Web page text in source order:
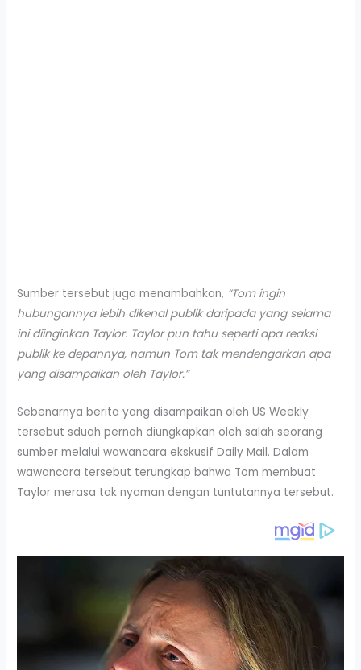
Sumber tersebut juga menambahkan, “Tom ingin
hubungannya lebih dikenal publik daripada yang selama
ini diinginkan Taylor. Taylor pun tahu seperti apa reaksi
publik ke depannya, namun Tom tak mendengarkan apa
yang disampaikan oleh Taylor.”
Sebenarnya berita yang disampaikan oleh US Weekly
tersebut sduah pernah diungkapkan oleh salah seorang
sumber melalui wawancara ekskusif Daily Mail. Dalam
wawancara tersebut terungkap bahwa Tom membuat
Taylor merasa tak nyaman dengan tuntutannya tersebut.